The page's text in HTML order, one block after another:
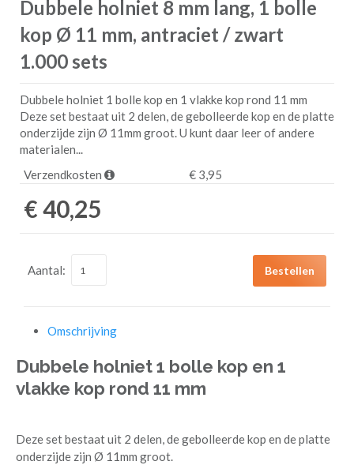
Dubbele holniet 8 mm lang, 1 bolle
kop Ø 11 mm, antraciet / zwart
1.000 sets
Dubbele holniet 1 bolle kop en 1 vlakke kop rond 11 mm
Deze set bestaat uit 2 delen, de gebolleerde kop en de platte
onderzijde zijn Ø 11mm groot. U kunt daar leer of andere
materialen...
Verzendkosten
€ 3,95
€ 40,25
Aantal: Bestellen
Omschrijving
Dubbele holniet 1 bolle kop en 1
vlakke kop rond 11 mm
Deze set bestaat uit 2 delen, de gebolleerde kop en de platte
onderzijde zijn Ø 11mm groot.